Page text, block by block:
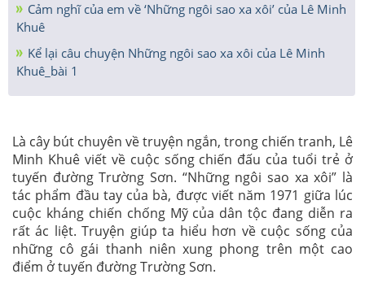
Cảm nghĩ của em về ‘Những ngôi sao xa xôi’ của Lê Minh
Khuê
Kể lại câu chuyện Những ngôi sao xa xôi của Lê Minh
Khuê_bài 1
Là cây bút chuyên về truyện ngắn, trong chiến tranh, Lê
Minh Khuê viết về cuộc sống chiến đấu của tuổi trẻ ở
tuyến đường Trường Sơn. “Những ngôi sao xa xôi” là
tác phẩm đầu tay của bà, được viết năm 1971 giữa lúc
cuộc kháng chiến chống Mỹ của dân tộc đang diễn ra
rất ác liệt. Truyện giúp ta hiểu hơn về cuộc sống của
những cô gái thanh niên xung phong trên một cao
điểm ở tuyến đường Trường Sơn.